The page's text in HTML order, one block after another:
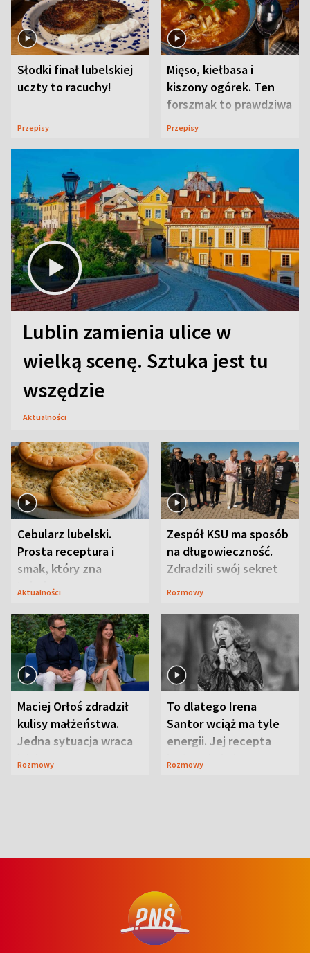
Słodki finał lubelskiej
uczty to racuchy!
Przepisy
Mięso, kiełbasa i
kiszony ogórek. Ten
forszmak to prawdziwa
uczta
Przepisy
Lublin zamienia ulice w
wielką scenę. Sztuka jest tu
wszędzie
Aktualności
Cebularz lubelski.
Prosta receptura i
smak, który zna
Lubelszczyzna
Aktualności
Zespół KSU ma sposób
na długowieczność.
Zdradzili swój sekret
Rozmowy
Maciej Orłoś zdradził
kulisy małżeństwa.
Jedna sytuacja wraca
jak bumerang
Rozmowy
To dlatego Irena
Santor wciąż ma tyle
energii. Jej recepta
jest zaskakująco
Rozmowy